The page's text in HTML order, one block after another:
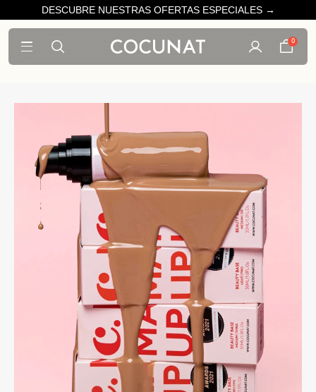
DESCUBRE NUESTRAS OFERTAS ESPECIALES →
0